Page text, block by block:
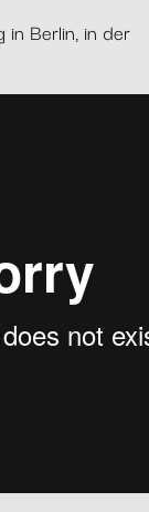
in Berlin, in der